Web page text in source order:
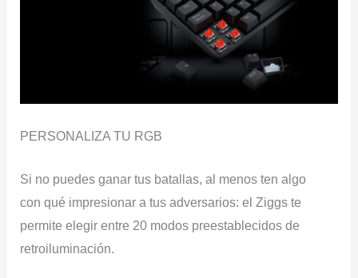
PERSONALIZA TU RGB
Si no puedes ganar tus batallas, al menos ten algo
con qué impresionar a tus adversarios: el Ziggs te
permite elegir entre 20 modos preestablecidos de
retroiluminación.